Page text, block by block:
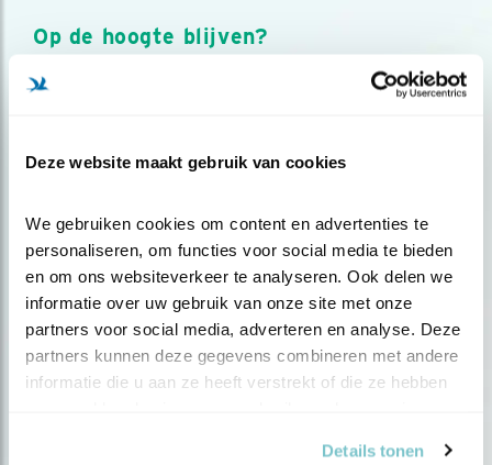
Deze website maakt gebruik van cookies
We gebruiken cookies om content en advertenties te
personaliseren, om functies voor social media te bieden
en om ons websiteverkeer te analyseren. Ook delen we
informatie over uw gebruik van onze site met onze
partners voor social media, adverteren en analyse. Deze
partners kunnen deze gegevens combineren met andere
informatie die u aan ze heeft verstrekt of die ze hebben
Details tonen
Op de hoogte blijven?
Meld je aan en ontvang nieuws, inspiratie, acties en tips
over vogels en activiteiten van Vogelbescherming.